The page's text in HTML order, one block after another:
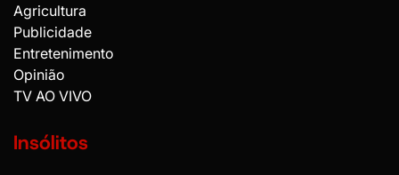
Agricultura
Publicidade
Entretenimento
Opinião
TV AO VIVO
Insólitos